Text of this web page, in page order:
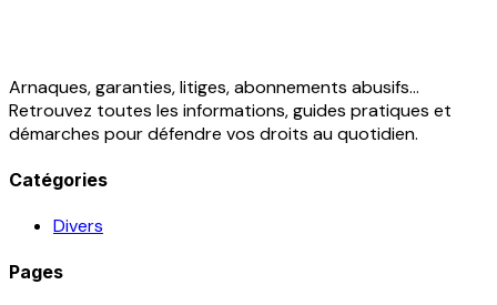
Arnaques, garanties, litiges, abonnements abusifs...
Retrouvez toutes les informations, guides pratiques et
démarches pour défendre vos droits au quotidien.
Catégories
Divers
Pages